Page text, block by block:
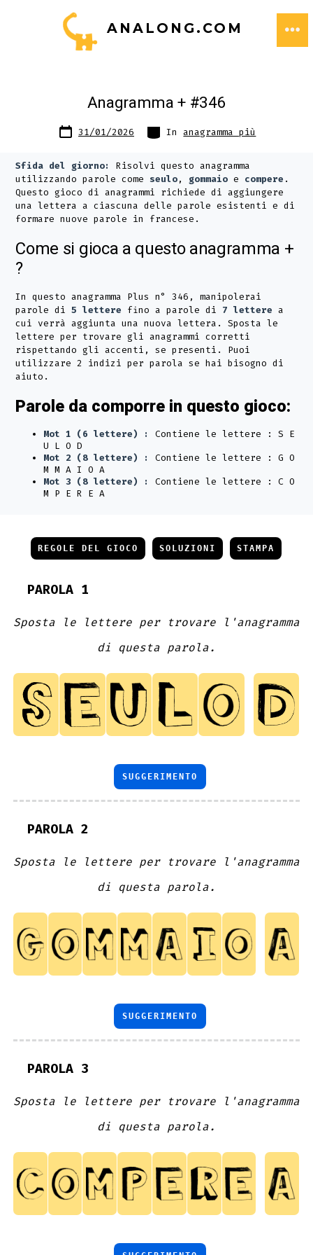
ANALONG.COM
Anagramma + #346
Data
articolo
31/01/2026 Categorie
In anagramma più
Sfida del giorno:
Risolvi questo anagramma
utilizzando parole comeseulo, gommaio e compere .
Questo gioco di anagrammi richiede di aggiungere
una lettera a ciascuna delle parole esistenti e di
formare nuove parole in francese.
Come si gioca a questo anagramma +
?
In questo anagramma Plus n° 346, manipolerai
parole di5 lettere fino a parole di 7 lettere a
cui verrà aggiunta una nuova lettera. Sposta le
lettere per trovare gli anagrammi corretti
rispettando gli accenti, se presenti. Puoi
utilizzare 2 indizi per parola se hai bisogno di
aiuto.
Parole da comporre in questo gioco:
Mot 1 (6 lettere) :
Contiene le lettere : S E
U L O D
Mot 2 (8 lettere) :
Contiene le lettere : G O
M M A I O A
Mot 3 (8 lettere) :
Contiene le lettere : C O
M P E R E A
REGOLE DEL GIOCO SOLUZIONI STAMPA
PAROLA 1
Sposta le lettere per trovare l'anagramma
di questa parola.
SUGGERIMENTO
PAROLA 2
Sposta le lettere per trovare l'anagramma
di questa parola.
SUGGERIMENTO
PAROLA 3
Sposta le lettere per trovare l'anagramma
di questa parola.